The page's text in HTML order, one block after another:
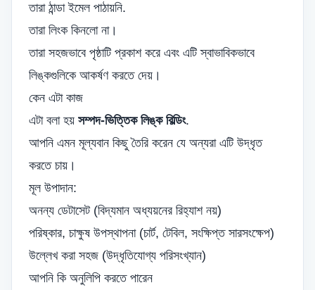
তারা ঠান্ডা ইমেল পাঠায়নি.
তারা লিংক কিনলো না।
তারা সহজভাবে পৃষ্ঠাটি প্রকাশ করে এবং এটি স্বাভাবিকভাবে
লিঙ্কগুলিকে আকর্ষণ করতে দেয়।
কেন এটা কাজ
এটা বলা হয় সম্পদ-ভিত্তিক লিঙ্ক বিল্ডিং.
আপনি এমন মূল্যবান কিছু তৈরি করেন যে অন্যরা এটি উদ্ধৃত
করতে চায়।
মূল উপাদান:
অনন্য ডেটাসেট (বিদ্যমান অধ্যয়নের রিহ্যাশ নয়)
পরিষ্কার, চাক্ষুষ উপস্থাপনা (চার্ট, টেবিল, সংক্ষিপ্ত সারসংক্ষেপ)
উল্লেখ করা সহজ (উদ্ধৃতিযোগ্য পরিসংখ্যান)
আপনি কি অনুলিপি করতে পারেন